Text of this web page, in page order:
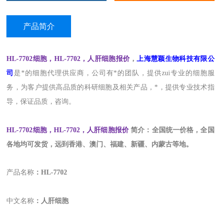
产品简介
HL-7702细胞，HL-7702，人肝细胞报价 ，上海慧颖生物科技有限公
司 是 *的细胞代理供应商， 公司有*的团队，提供zui专业的细胞服
务 ，为客户提供高品质的科研细胞及相关产品 ， *，提供专业技术指
导 ，保证品质 ， 咨询。
HL-7702细胞，HL-7702，人肝细胞报价简介：全国统一价格，全国
各地均可发货，远到香港、澳门、福建、新疆、内蒙古等地。
产品名称 ：HL-7702
中文名称 ： 人肝细胞